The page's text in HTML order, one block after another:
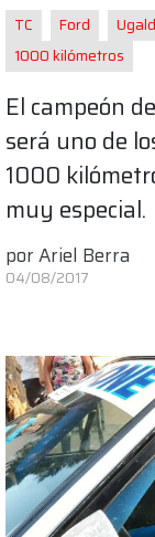
TC Ford
1000 kilómetros
El campeón
será uno de
1000
muy especial.
porAriel Berra
04/08/2017